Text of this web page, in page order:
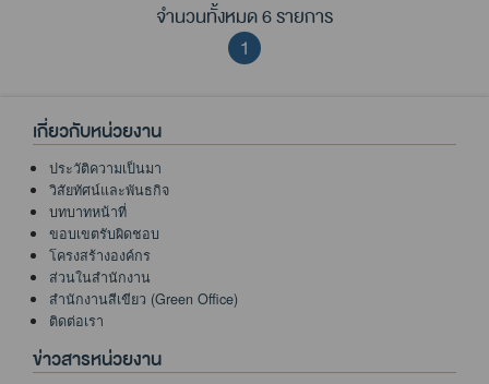
จำนวนทั้งหมด 6 รายการ
1
เกี่ยวกับหน่วยงาน
ประวัติความเป็นมา
วิสัยทัศน์และพันธกิจ
บทบาทหน้าที่
ขอบเขตรับผิดชอบ
โครงสร้างองค์กร
ส่วนในสำนักงาน
สำนักงานสีเขียว (Green Office)
ติดต่อเรา
ข่าวสารหน่วยงาน